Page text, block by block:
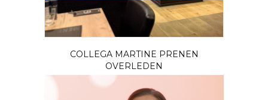
COLLEGA MARTINE PRENEN
OVERLEDEN